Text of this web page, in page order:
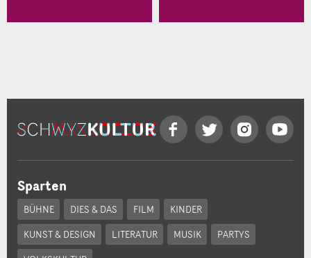
Sparten
BÜHNE DIES & DAS FILM
KINDER
KUNST & DESIGN
LITERATUR MUSIK
PARTYS